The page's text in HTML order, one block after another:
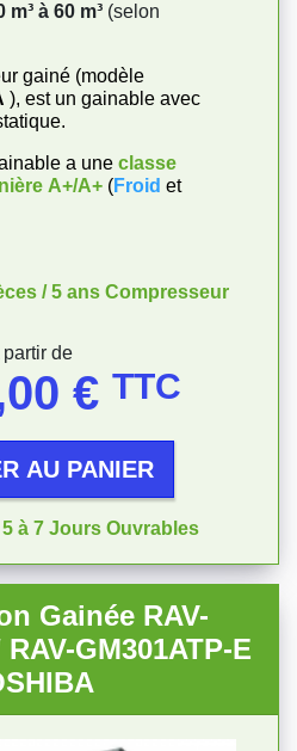
m³ à 60 m³ (selon
gainé (modèle
), est un gainable avec
a une classe
A+/A+ (Froid et
/ 5 ans Compresseur
partir de
€ TTC
AU PANIER
à 7 Jours Ouvrables
Gainée RAV-
GM301ATP-E